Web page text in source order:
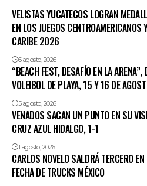
VELISTAS YUCATECOS LOGRAN
EN LOS JUEGOS CENTROAMERICANOS
CARIBE 2026
6 agosto, 2026
“BEACH FEST, DESAFÍO EN LA ARENA”,
VOLEIBOL DE PLAYA, 15 Y 16 DE
5 agosto, 2026
VENADOS SACAN UN PUNTO EN SU
CRUZ AZUL HIDALGO, 1-1
1 agosto, 2026
CARLOS NOVELO SALDRÁ TERCERO
FECHA DE TRUCKS MÉXICO